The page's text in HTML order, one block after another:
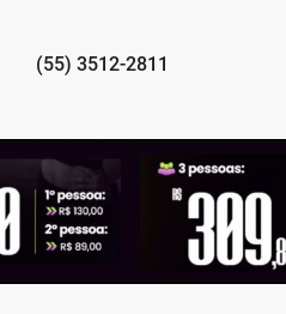
(55) 3512-2811